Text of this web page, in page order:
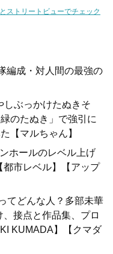
ストリートビューでチェック
編成・対人間の最強の
しぶっかけたぬきそ
のたぬき」で強引に
【マルちゃん】
ホールのレベル上げ
市レベル】【アップ
てどんな人？多部未華
接点と作品集、プロ
KUMADA】【クマダ